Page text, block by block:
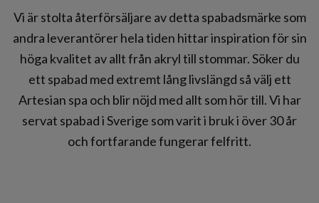
Vi är stolta återförsäljare av detta spabadsmärke som
andra leverantörer hela tiden hittar inspiration för sin
höga kvalitet av allt från akryl till stommar. Söker du
ett spabad med extremt lång livslängd så välj ett
Artesian spa och blir nöjd med allt som hör till. Vi har
servat spabad i Sverige som varit i bruk i över 30 år
och fortfarande fungerar felfritt.